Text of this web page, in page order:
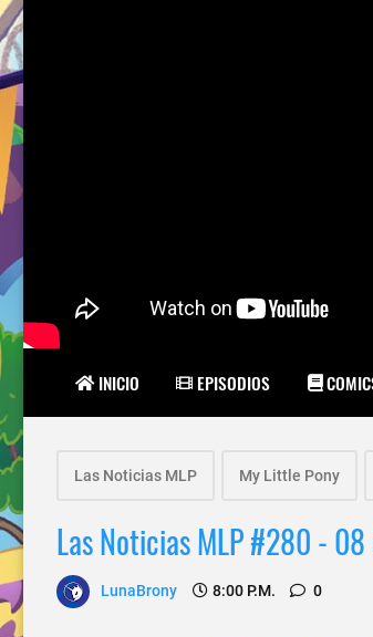
INICIO EPISODIOS
Las Noticias MLP My Little Pony
Las Noticias MLP #280 -
LunaBrony 8:00 P.m. 0